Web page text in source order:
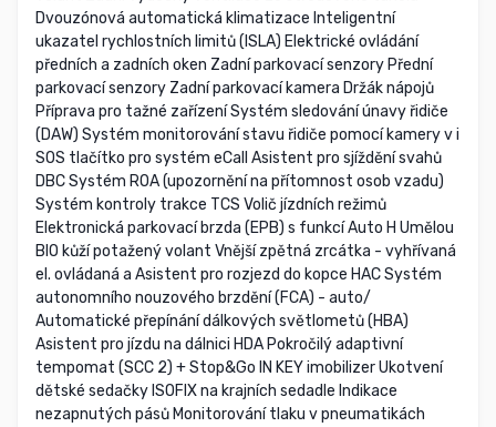
Dvouzónová automatická klimatizace Inteligentní
ukazatel rychlostních limitů (ISLA) Elektrické ovládání
předních a zadních oken Zadní parkovací senzory Přední
parkovací senzory Zadní parkovací kamera Držák nápojů
Příprava pro tažné zařízení Systém sledování únavy řidiče
(DAW) Systém monitorování stavu řidiče pomocí kamery v i
SOS tlačítko pro systém eCall Asistent pro sjíždění svahů
DBC Systém ROA (upozornění na přítomnost osob vzadu)
Systém kontroly trakce TCS Volič jízdních režimů
Elektronická parkovací brzda (EPB) s funkcí Auto H Umělou
BIO kůží potažený volant Vnější zpětná zrcátka - vyhřívaná
el. ovládaná a Asistent pro rozjezd do kopce HAC Systém
autonomního nouzového brzdění (FCA) - auto/
Automatické přepínání dálkových světlometů (HBA)
Asistent pro jízdu na dálnici HDA Pokročilý adaptivní
tempomat (SCC 2) + Stop&Go IN KEY imobilizer Ukotvení
dětské sedačky ISOFIX na krajních sedadle Indikace
nezapnutých pásů Monitorování tlaku v pneumatikách